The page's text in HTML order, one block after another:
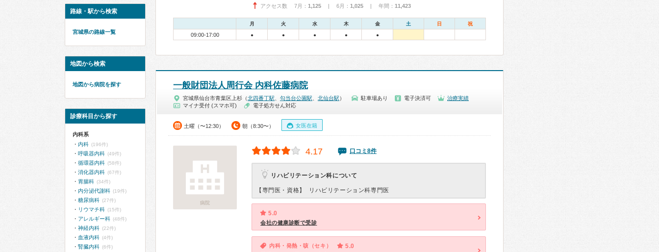
アクセス数 7月： 1,125 | 6月： 1,025 | 年間： 11,423
月 火 水 木 金 土 日 祝
09:00-17:00 ● ● ● ● ●
一般財団法人周行会 内科佐藤病院
宮城県仙台市青葉区上杉（北四番丁駅 勾当台公園駅 北仙台駅 ） 駐車場あり 電子決済可
治療実績
マイナ受付 (スマホ可)
電子処方せん対応
土曜（〜12:30） 朝（8:30〜） 女医在籍
病院
4.17 口コミ8件
リハビリテーション科について
【専門医・資格】 リハビリテーション科専門医
5.0
会社の健康診断で受診
内科・発熱・咳（セキ） 5.0
路線・駅から検索
宮城県の路線一覧
地図から検索
地図から病院を探す
診療科目から探す
内科系
内科 (196件)
呼吸器内科 (49件)
循環器内科 (58件)
消化器内科 (67件)
胃腸科 (34件)
内分泌代謝科 (19件)
糖尿病科 (27件)
リウマチ科 (15件)
アレルギー科 (48件)
神経内科 (22件)
血液内科 (4件)
腎臓内科 (6件)